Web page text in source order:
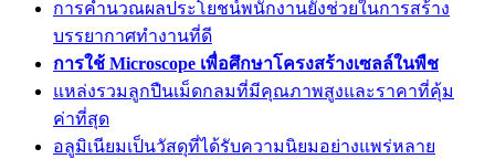
การคำนวณผลประโยชน์พนักงานยังช่วยในการสร้าง
บรรยากาศทำงานที่ดี
การใช้ Microscope เพื่อศึกษาโครงสร้างเซลล์ในพืช
แหล่งรวมลูกปืนเม็ดกลมที่มีคุณภาพสูงและราคาที่คุ้ม
ค่าที่สุด
อลูมิเนียมเป็นวัสดุที่ได้รับความนิยมอย่างแพร่หลาย